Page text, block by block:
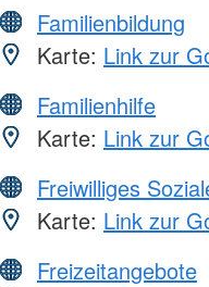
Familienbildung
Karte: Link zur
Familienhilfe
Karte: Link zur
Freiwilliges
Karte: Link zur
Freizeitangebote